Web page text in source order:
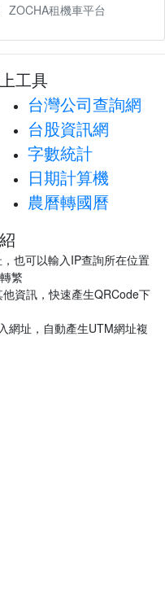
ZOCHA租機車平台
工具
台灣公司查詢網
台股資訊網
字數統計
日期計算機
農曆轉國曆
也可以輸入IP查詢所在位置
繁
資訊，快速產生QRCode下
網址，自動產生UTM網址複